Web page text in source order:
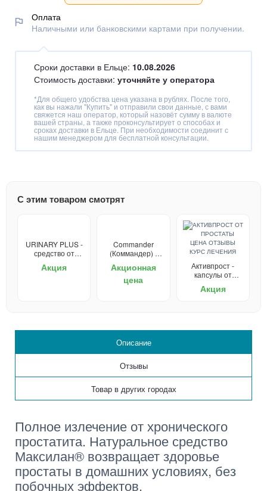
Оплата
Наличными или банковскими картами при получении.
Сроки доставки в Ельце: 10.08.2026
Стоимость доставки: уточняйте у оператора
*Для общего удобства цена указана в рублях. После того,
как вы нажали "Купить" и отправили свои данные, с вами
свяжется наш оператор, который назовёт сумму в валюте
вашей страны, а также проконсультирует о способах и
сроках доставки в Ельце. При необходимости соединит с
нашим менеджером для бесплатной консультации.
С этим товаром смотрят
URINARY PLUS -
средство от
Акция
Commander
(Коммандер) -
потенции
Акционная
цена
Активпрост -
капсулы от
Акция
Описание
Отзывы
Товар в других городах
Полное излечение от хронического
простатита. Натуральное средство
Максилан® возвращает здоровье
простаты в домашних условиях, без
побочных эффектов.